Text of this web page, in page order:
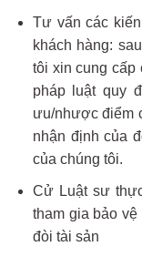
Tư vấn các
khách hàng:
tôi xin cung
pháp luật quy
ưu/nhược điểm
nhận định của
của chúng tôi.
Cử Luật sư
tham gia bảo
đòi tài sản